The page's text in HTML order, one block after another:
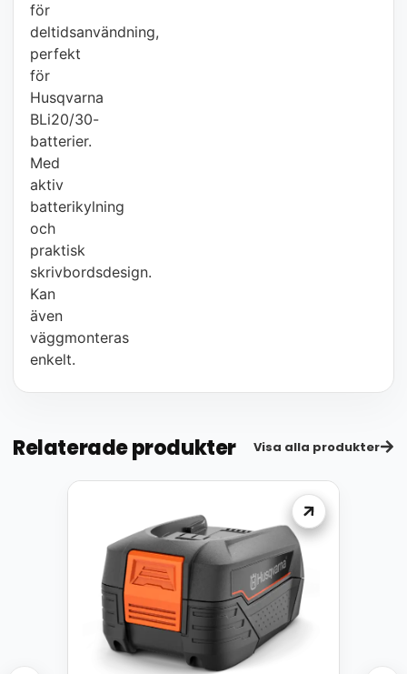
för
deltidsanvändning,
perfekt
för
Husqvarna
BLi20/30-
batterier.
Med
aktiv
batterikylning
och
praktisk
skrivbordsdesign.
Kan
även
väggmonteras
enkelt.
Relaterade produkter Visa alla produkter